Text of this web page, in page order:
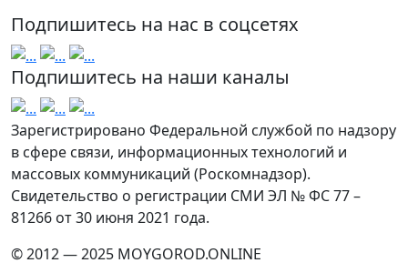
Подпишитесь на нас в соцсетях
Подпишитесь на наши каналы
Зарегистрировано Федеральной службой по надзору
в сфере связи, информационных технологий и
массовых коммуникаций (Роскомнадзор).
Свидетельство о регистрации СМИ ЭЛ № ФС 77 –
81266 от 30 июня 2021 года.
© 2012 — 2025 MOYGOROD.ONLINE